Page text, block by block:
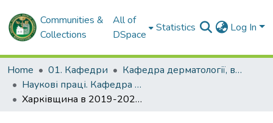
Communities &
Collections
All of
DSpace
Statistics Log In
Home 01. Кафедри
Кафедра дерматології, венерології і СНІДу
Наукові праці. Кафедра дерматології, венерології і СНІДу
Харківщина в 2019-2020 роках. Превенція сифілісу у вагітних